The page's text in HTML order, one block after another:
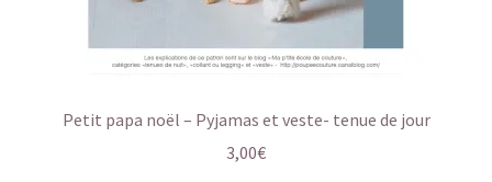
Petit papa noël – Pyjamas et veste- tenue de jour
3,00€